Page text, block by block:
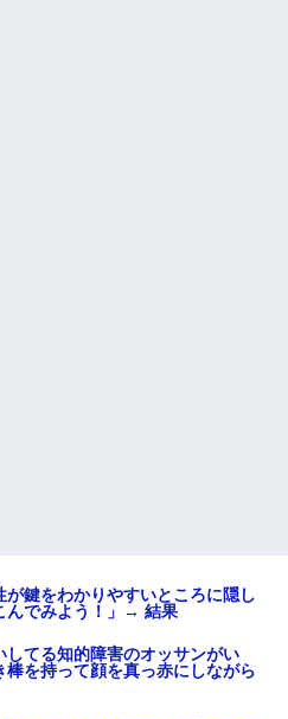
鍵をわかりやすいところに隠し
んでみよう！」→ 結果
てる知的障害のオッサンがい
を持って顔を真っ赤にしながら